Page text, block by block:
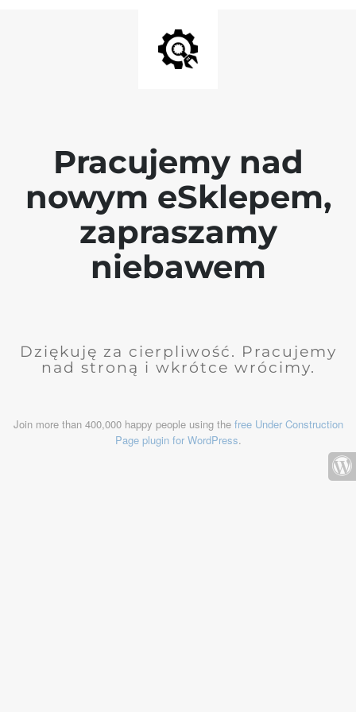
Pracujemy nad
nowym eSklepem,
zapraszamy
niebawem
Dziękuję za cierpliwość. Pracujemy
nad stroną i wkrótce wrócimy.
Join more than 400,000 happy people using the free Under Construction
Page plugin for WordPress.